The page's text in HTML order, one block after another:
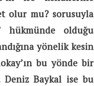
olur mu? sorusuyla
hükmünde olduğu
yönelik kesin
bu yönde bir
Deniz Baykal ise bu